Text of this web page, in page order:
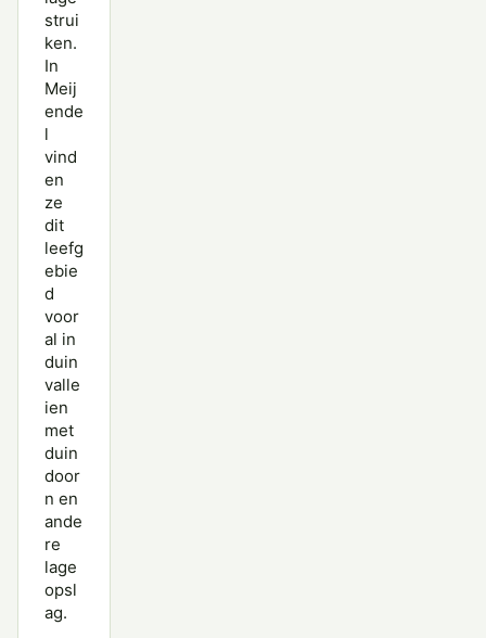
strui
ken.
In
Meij
ende
l
vind
en
ze
dit
leefg
ebie
d
voor
al in
duin
valle
ien
met
duin
door
n en
ande
re
lage
opsl
ag.